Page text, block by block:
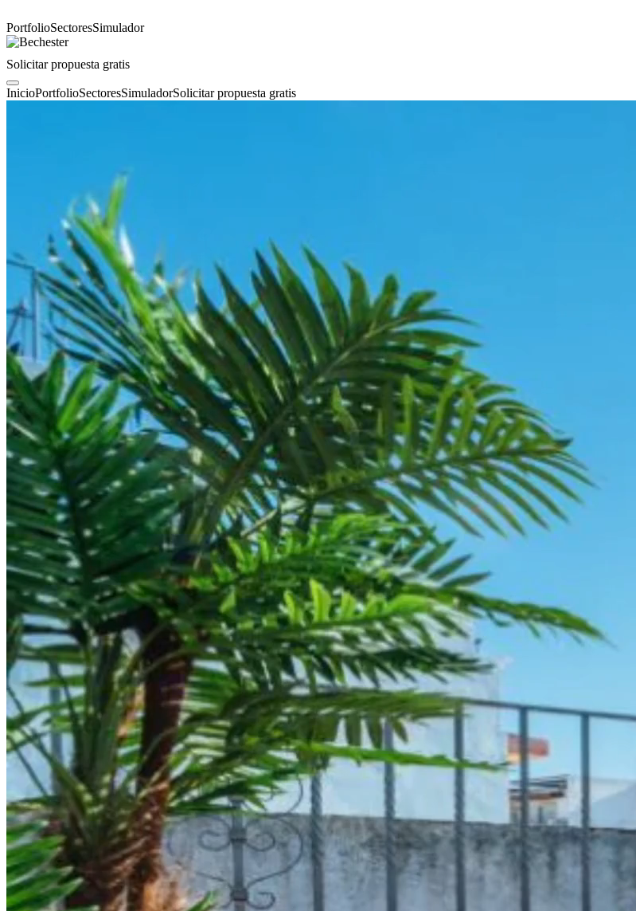
PortfolioSectoresSimulador
Solicitar propuesta gratis
InicioPortfolioSectoresSimuladorSolicitar propuesta gratis